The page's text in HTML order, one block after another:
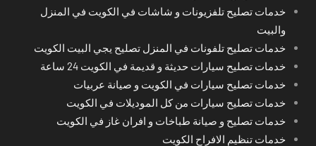
خدمات تصليح تلفزيونات و شاشات في الكويت في المنزل
والبيت
خدمات تصليح تلفونات في المنزل تصليح يجي البيت الكويت
خدمات تصليح سيارات حديثة و قديمة في الكويت 24 ساعة
خدمات تصليح سيارات في الكويت و صيانة عربيات
خدمات تصليح سيارات من كل الموديلات في الكويت
خدمات تصليح و صيانة طباخات و افران غاز في الكويت
خدمات تنظيم الافراح الكويت